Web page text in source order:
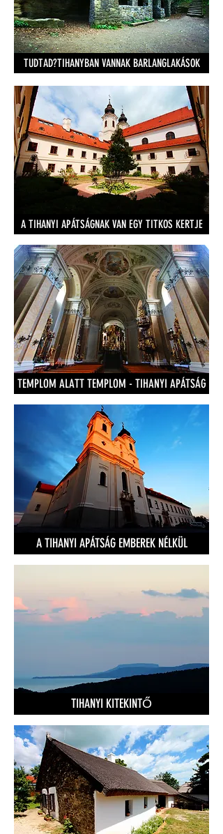
TUDTAD?TIHANYBAN VANNAK BARLANGLAKÁSOK
A TIHANYI APÁTSÁGNAK VAN EGY TITKOS KERTJE
TEMPLOM ALATT TEMPLOM - TIHANYI APÁTSÁG
A TIHANYI APÁTSÁG EMBEREK NÉLKÜL
TIHANYI KITEKINTŐ